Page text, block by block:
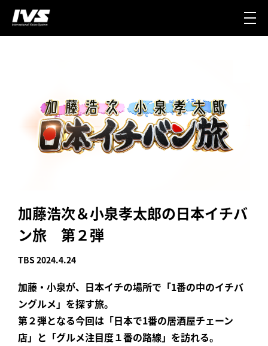
加藤浩次＆小泉孝太郎の日本イチバ
ン旅 第２弾
TBS 2024.4.24
加藤・小泉が、日本イチの場所で「1番の中のイチバ
ングルメ」を探す旅。
第２弾となる今回は「日本で1番の居酒屋チェーン
店」と「グルメ注目度１番の路線」を訪れる。